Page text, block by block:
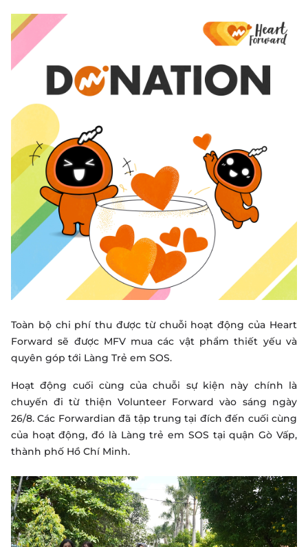
Toàn bộ chi phí thu được từ chuỗi hoạt động của Heart
Forward sẽ được MFV mua các vật phẩm thiết yếu và
quyên góp tới Làng Trẻ em SOS.
Hoạt động cuối cùng của chuỗi sự kiện này chính là
chuyến đi từ thiện Volunteer Forward vào sáng ngày
26/8. Các Forwardian đã tập trung tại đích đến cuối cùng
của hoạt động, đó là Làng trẻ em SOS tại quận Gò Vấp,
thành phố Hồ Chí Minh.